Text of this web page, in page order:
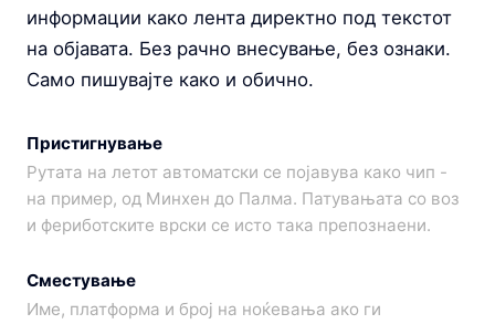
информации како лента директно под текстот
на објавата. Без рачно внесување, без ознаки.
Само пишувајте како и обично.
Пристигнување
Рутата на летот автоматски се појавува како чип -
на пример, од Минхен до Палма. Патувањата со воз
и фериботските врски се исто така препознаени.
Сместување
Име, платформа и број на ноќевања ако ги